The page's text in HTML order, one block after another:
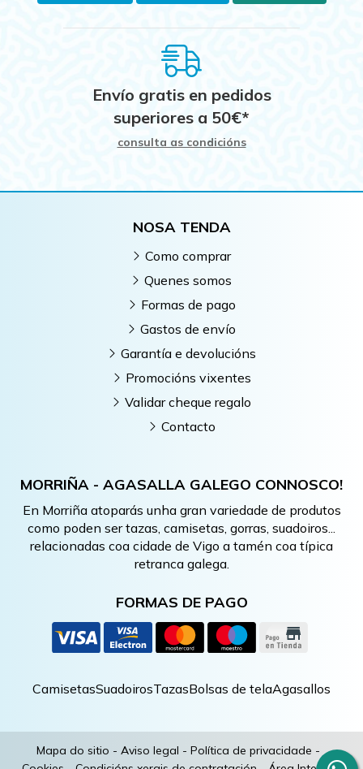
Envío gratis en pedidos
superiores a 50€*
consulta as condicións
MORRIÑA - AGASALLA GALEGO CONNOSCO!
En Morriña atoparás unha gran variedade de produtos
como poden ser tazas, camisetas, gorras, suadoiros...
relacionadas coa cidade de Vigo a tamén coa típica
retranca galega.
FORMAS DE PAGO
NOSA TENDA
Como comprar
Quenes somos
Formas de pago
Gastos de envío
Garantía e devolucións
Promocións vixentes
Validar cheque regalo
Contacto
CamisetasSuadoirosTazasBolsas de telaAgasallos
Mapa do sitio - Aviso legal - Política de privacidade -